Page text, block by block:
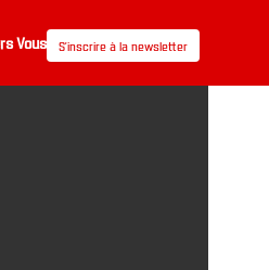
Vous S’inscrire à la newsletter